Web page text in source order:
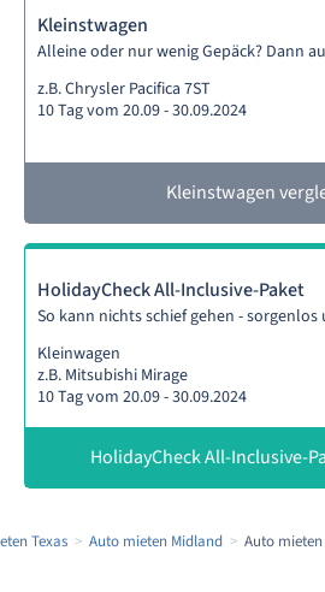
Kleinstwagen
Alleine oder nur wenig Gepäck? Dann
z.B. Chrysler Pacifica 7ST
10 Tag vom 20.09 - 30.09.2024
Kleinstwagen
HolidayCheck All-Inclusive-Paket
So kann nichts schief gehen -
Kleinwagen
z.B. Mitsubishi Mirage
10 Tag vom 20.09 - 30.09.2024
HolidayCheck All-Inclusive-
Texas Auto mieten Midland Auto